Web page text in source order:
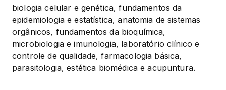
biologia celular e genética, fundamentos da
epidemiologia e estatística, anatomia de sistemas
orgânicos, fundamentos da bioquímica,
microbiologia e imunologia, laboratório clínico e
controle de qualidade, farmacologia básica,
parasitologia, estética biomédica e acupuntura.